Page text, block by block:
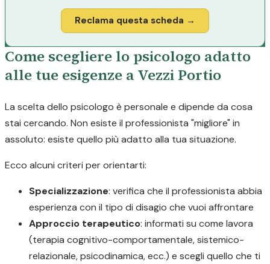
Reclama questa scheda →
Come scegliere lo psicologo adatto
alle tue esigenze a Vezzi Portio
La scelta dello psicologo è personale e dipende da cosa
stai cercando. Non esiste il professionista "migliore" in
assoluto: esiste quello più adatto alla tua situazione.
Ecco alcuni criteri per orientarti:
Specializzazione: verifica che il professionista abbia
esperienza con il tipo di disagio che vuoi affrontare
Approccio terapeutico: informati su come lavora
(terapia cognitivo-comportamentale, sistemico-
relazionale, psicodinamica, ecc.) e scegli quello che ti